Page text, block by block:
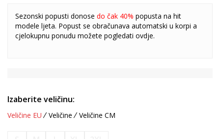
Sezonski popusti donose do čak 40% popusta na hit
modele ljeta. Popust se obračunava automatski u korpi a
cjelokupnu ponudu možete pogledati ovdje.
Izaberite veličinu:
Veličine EU Veličine Veličine CM